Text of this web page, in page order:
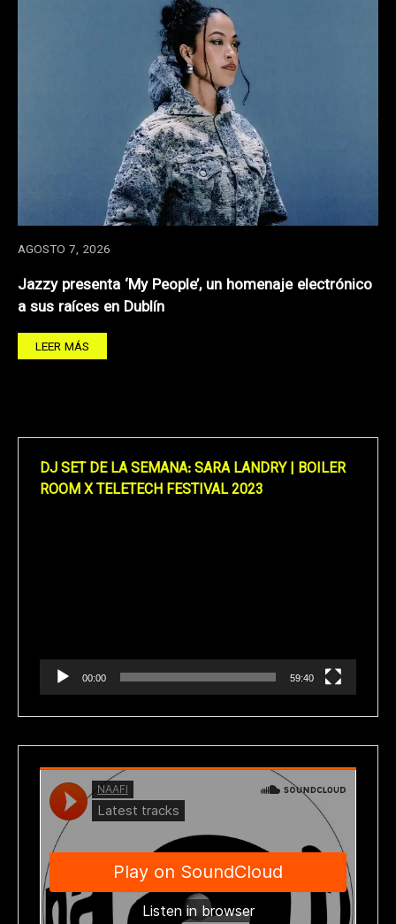
AGOSTO 7, 2026
Jazzy presenta ‘My People’, un homenaje electrónico
a sus raíces en Dublín
LEER MÁS
DJ SET DE LA SEMANA: SARA LANDRY | BOILER
ROOM X TELETECH FESTIVAL 2023
00:00 59:40